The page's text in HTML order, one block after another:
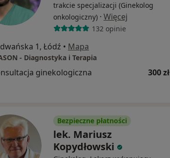
trakcie specjalizacji (Ginekolog
onkologiczny) · Więcej
132 opinie
1, Łódź • Mapa
- Diagnostyka i Terapia
ginekologiczna 300 zł
Bezpieczne płatności
lek. Mariusz
Kopydłowski